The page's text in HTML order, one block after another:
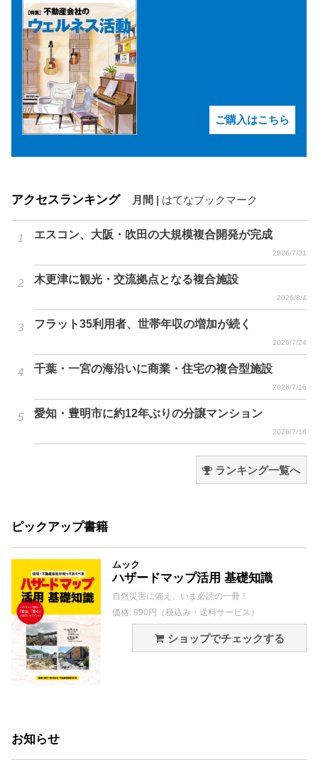
ご購入はこちら
アクセスランキング 月間 はてなブックマーク
エスコン、大阪・吹田の大規模複合開発が完成
2026/7/31
木更津に観光・交流拠点となる複合施設
2026/8/4
フラット35利用者、世帯年収の増加が続く
2026/7/24
千葉・一宮の海沿いに商業・住宅の複合型施設
2026/7/16
愛知・豊明市に約12年ぶりの分譲マンション
2026/7/16
ランキング一覧へ
ピックアップ書籍
ムック
ハザードマップ活用 基礎知識
自然災害に備え、いま必読の一冊！
価格: 990円（税込み・送料サービス）
ショップでチェックする
お知らせ